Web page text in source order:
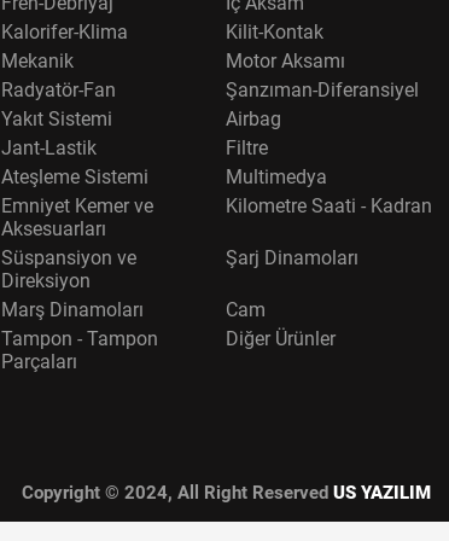
Kalorifer-Klima
Kilit-Kontak
Mekanik
Motor Aksamı
Radyatör-Fan
Şanzıman-Diferansiyel
Yakıt Sistemi
Airbag
Jant-Lastik
Filtre
Ateşleme Sistemi
Multimedya
Emniyet Kemer ve
Aksesuarları
Kilometre Saati - Kadran
Süspansiyon ve
Direksiyon
Şarj Dinamoları
Marş Dinamoları
Cam
Tampon - Tampon
Parçaları
Diğer Ürünler
Copyright © 2024, All Right Reserved US YAZILIM